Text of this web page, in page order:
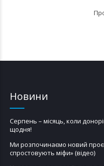
Новини
Серпень – місяць, коли
щодня!
Ми розпочинаємо новий
спростовують міфи» (відео)